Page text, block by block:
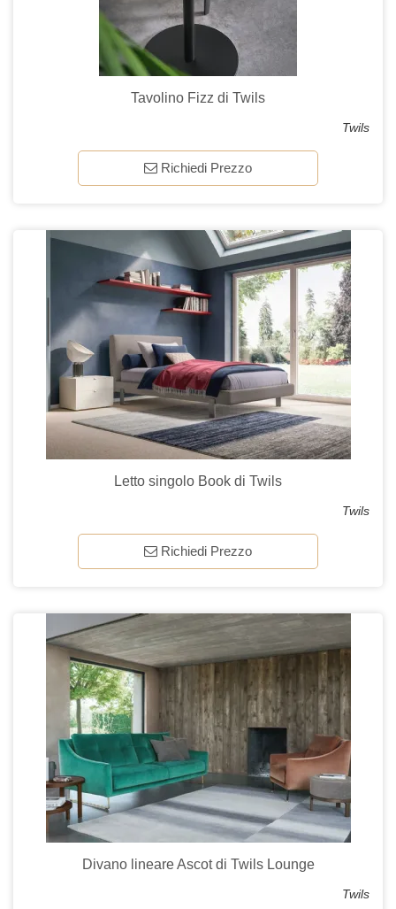
Tavolino Fizz di Twils
Twils
Richiedi Prezzo
Letto singolo Book di Twils
Twils
Richiedi Prezzo
Divano lineare Ascot di Twils Lounge
Twils